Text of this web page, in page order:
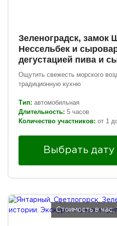
Зеленоградск, замок
Нессельбек и
дегустацией пива и
Ощутить свежесть морского
традиционную кухню
Тип: автомобильная
Длительность: 5 часов
Количество участников: от 1
Выбрать дату
Стоимость в час,